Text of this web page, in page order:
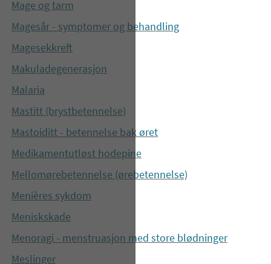
Mage og tarm
Magesår - symptomer og behandling
Magesekkreft
Makuladegenerasjon
Malaria
Mastitt (brystbetennelse)
Mastoiditt - betennelse bak øret
Medikamentutløst hodepine
Mellomørebetennelse (ørebetennelse)
Menières sykdom
Meniskskade
Menoragi - menstruasjon med store blødninger
Meslinger